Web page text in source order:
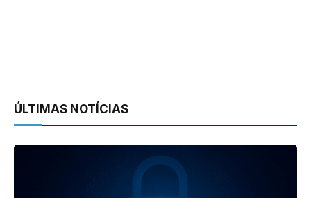
ÚLTIMAS NOTÍCIAS